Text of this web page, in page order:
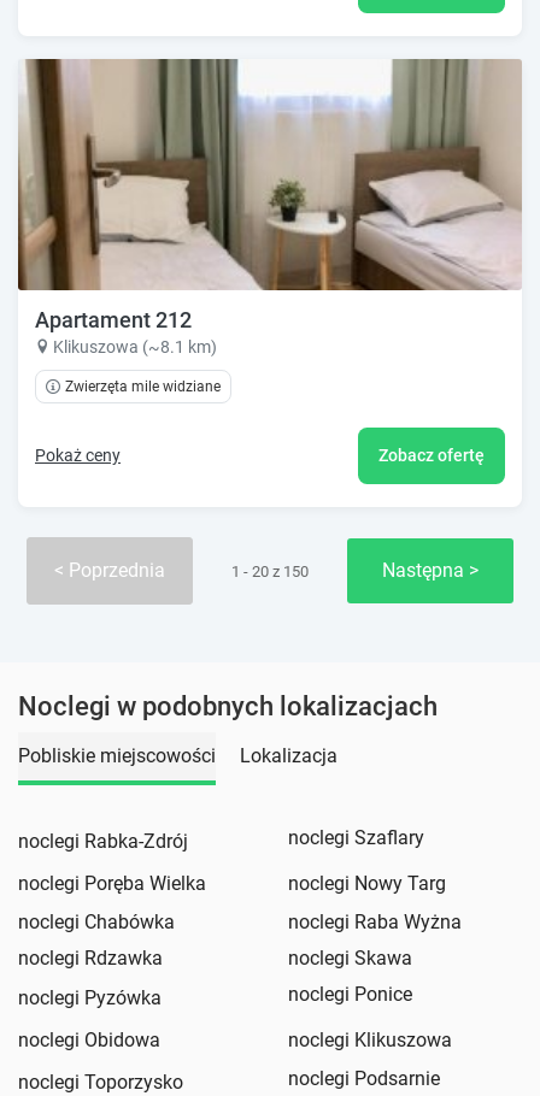
Apartament 212
Klikuszowa (~8.1 km)
Zwierzęta mile widziane
Pokaż ceny Zobacz ofertę
Poprzednia 1 - 20 z 150 Następna
Noclegi w podobnych lokalizacjach
Pobliskie miejscowości Lokalizacja
noclegi Rabka-Zdrój
noclegi Szaflary
noclegi Poręba Wielka
noclegi Nowy Targ
noclegi Chabówka
noclegi Raba Wyżna
noclegi Rdzawka
noclegi Skawa
noclegi Pyzówka
noclegi Ponice
noclegi Obidowa
noclegi Klikuszowa
noclegi Toporzysko
noclegi Podsarnie